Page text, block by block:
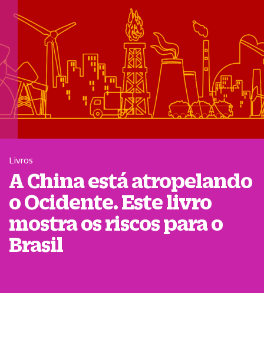
Livros
A China está atropelando
o Ocidente. Este livro
mostra os riscos para o
Brasil